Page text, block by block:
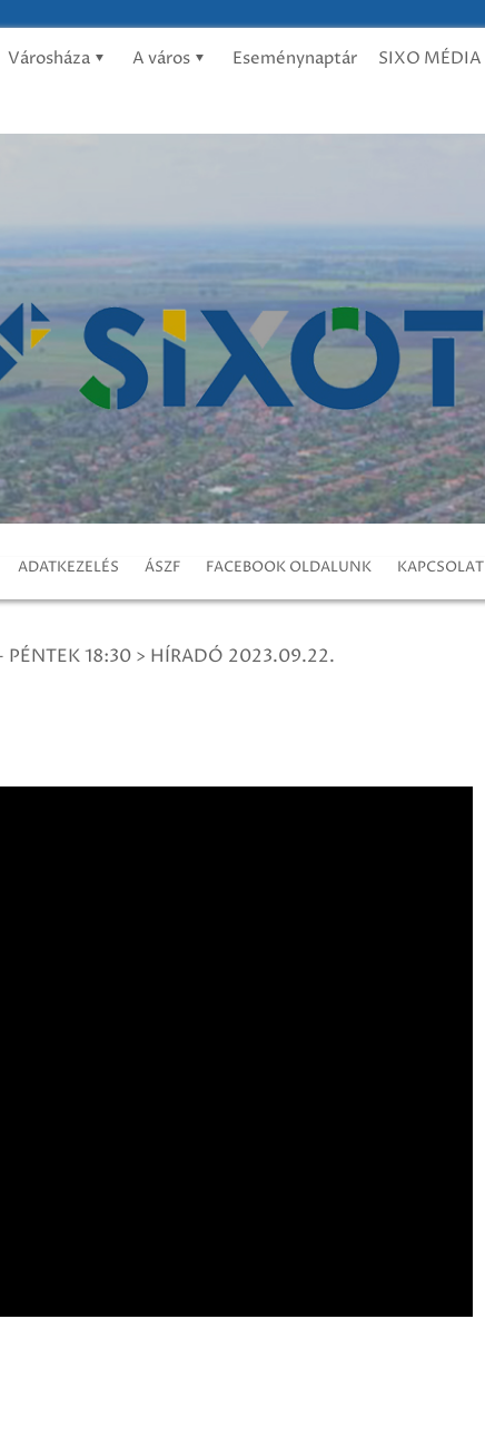
Városháza A város Eseménynaptár SIXO MÉDIA
ADATKEZELÉS ÁSZF FACEBOOK OLDALUNK KAPCSOLAT
PÉNTEK 18:30 > HÍRADÓ 2023.09.22.